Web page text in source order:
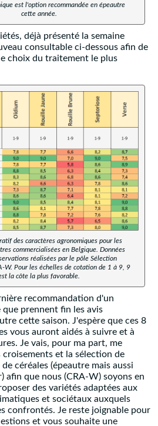
est l'option recommandée en épeautre
cette année.
déjà présenté la semaine
consultable ci-dessous afin de
choix du traitement le plus
des caractères agronomiques pour les
commercialisées en Belgique. Données
réalisées par le pôle Sélection
W. Pour les échelles de cotation de 1 à 9, 9
la côte la plus favorable.
recommandation d'un
prennent fin les avis
cette saison. J'espère que ces 8
vous auront aidés à suivre et à
Je vais, pour ma part, me
et la sélection de
céréales (épeautre mais aussi
afin que nous (CRA-W) soyons en
des variétés adaptées aux
et sociétaux auxquels
confrontés. Je reste joignable pour
et vous souhaite une